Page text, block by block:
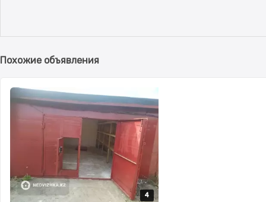
Похожие объявления
4
4
4
4